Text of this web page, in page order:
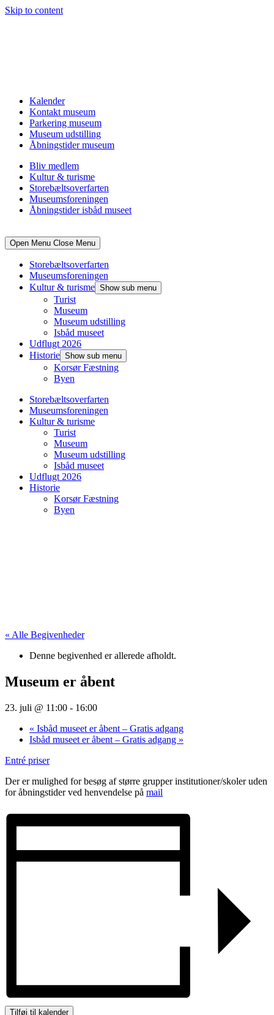
Skip to content
Kalender
Kontakt museum
Parkering museum
Museum udstilling
Åbningstider museum
Bliv medlem
Kultur & turisme
Storebæltsoverfarten
Museumsforeningen
Åbningstider isbåd museet
Open Menu Close Menu
Storebæltsoverfarten
Museumsforeningen
Kultur & turisme Show sub menu
Turist
Museum
Museum udstilling
Isbåd museet
Udflugt 2026
Historie Show sub menu
Korsør Fæstning
Byen
Storebæltsoverfarten
Museumsforeningen
Kultur & turisme
Turist
Museum
Museum udstilling
Isbåd museet
Udflugt 2026
Historie
Korsør Fæstning
Byen
« Alle Begivenheder
Denne begivenhed er allerede afholdt.
Museum er åbent
23. juli @ 11:00 - 16:00
« Isbåd museet er åbent – Gratis adgang
Isbåd museet er åbent – Gratis adgang »
Entré priser
Der er mulighed for besøg af større grupper institutioner/skoler uden
for åbningstider ved henvendelse på mail
Tilføj til kalender